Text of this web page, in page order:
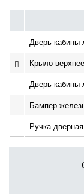
Дверь кабины
Крыло
Дверь кабины
Бампер
Ручка